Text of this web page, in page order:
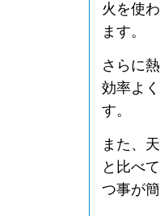
火を使
ます。
さらに
効率よ
す。
また、
と比べ
つ事が簡